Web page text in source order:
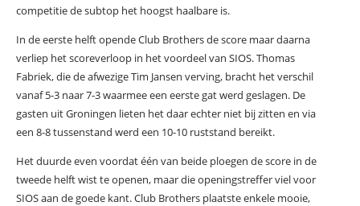
competitie de subtop het hoogst haalbare is.
In de eerste helft opende Club Brothers de score maar daarna
verliep het scoreverloop in het voordeel van SIOS. Thomas
Fabriek, die de afwezige Tim Jansen verving, bracht het verschil
vanaf 5-3 naar 7-3 waarmee een eerste gat werd geslagen. De
gasten uit Groningen lieten het daar echter niet bij zitten en via
een 8-8 tussenstand werd een 10-10 ruststand bereikt.
Het duurde even voordat één van beide ploegen de score in de
tweede helft wist te openen, maar die openingstreffer viel voor
SIOS aan de goede kant. Club Brothers plaatste enkele mooie,